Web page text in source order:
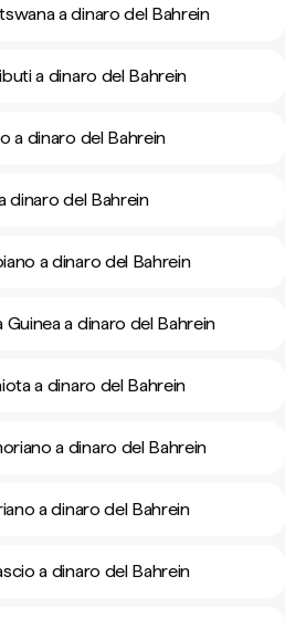
a dinaro del Bahrein
a dinaro del Bahrein
a dinaro del Bahrein
dinaro del Bahrein
a dinaro del Bahrein
a dinaro del Bahrein
a dinaro del Bahrein
a dinaro del Bahrein
a dinaro del Bahrein
a dinaro del Bahrein